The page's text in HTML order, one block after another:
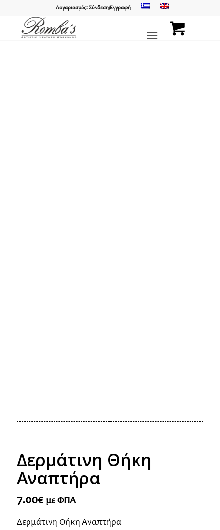
Λογαριασμός: Σύνδεση/Εγγραφή
Δερμάτινη Θήκη
Αναπτήρα
7.00€ με ΦΠΑ
Δερμάτινη Θήκη Αναπτήρα